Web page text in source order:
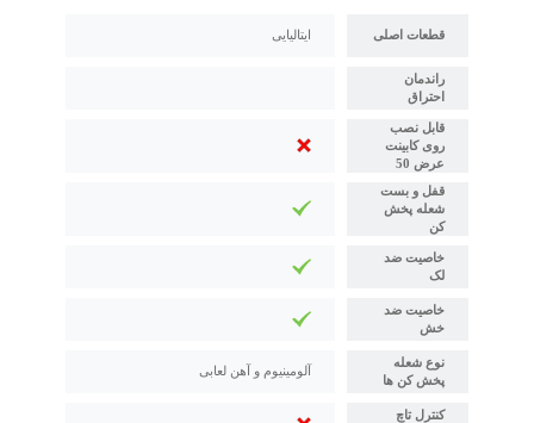
قطعات اصلی ایتالیایی
راندمان
احتراق
قابل نصب
روی کابینت
عرض 50
قفل و بست
شعله پخش
کن
خاصیت ضد
لک
خاصیت ضد
خش
نوع شعله
پخش کن ها
آلومینیوم و آهن لعابی
کنترل تاچ